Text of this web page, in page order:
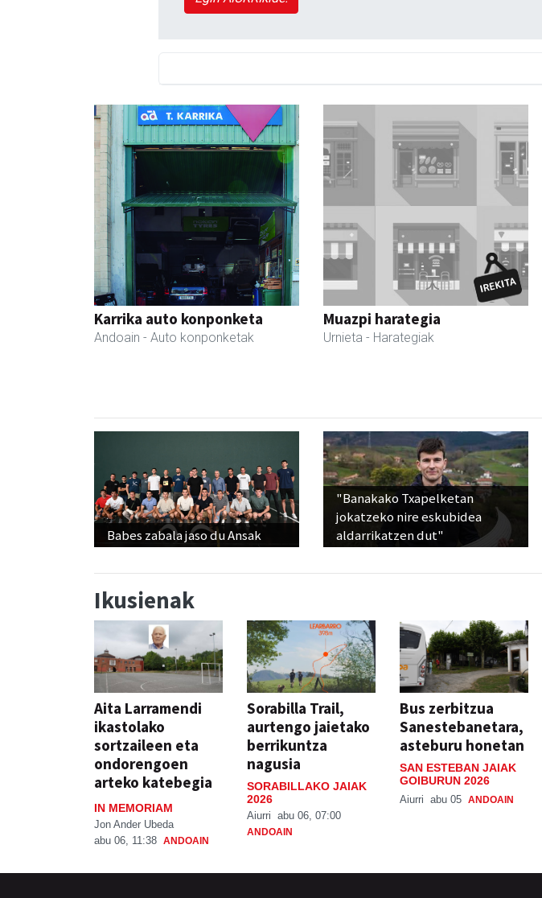
Karrika auto konponketa
Andoain - Auto konponketak
Muazpi harategia
Urnieta - Harategiak
Babes zabala jaso du Ansak
"Banakako Txapelketan
jokatzeko nire eskubidea
aldarrikatzen dut"
Ikusienak
Aita Larramendi
ikastolako
sortzaileen eta
ondorengoen
arteko katebegia
IN MEMORIAM
Jon Ander Ubeda
abu 06, 11:38 ANDOAIN
Sorabilla Trail,
aurtengo jaietako
berrikuntza
nagusia
SORABILLAKO JAIAK
2026
Aiurri abu 06, 07:00
ANDOAIN
Bus zerbitzua
Sanestebanetara,
asteburu honetan
SAN ESTEBAN JAIAK
GOIBURUN 2026
Aiurri abu 05 ANDOAIN